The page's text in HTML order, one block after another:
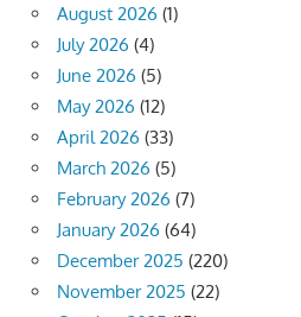
August 2026 (1)
July 2026 (4)
June 2026 (5)
May 2026 (12)
April 2026 (33)
March 2026 (5)
February 2026 (7)
January 2026 (64)
December 2025 (220)
November 2025 (22)